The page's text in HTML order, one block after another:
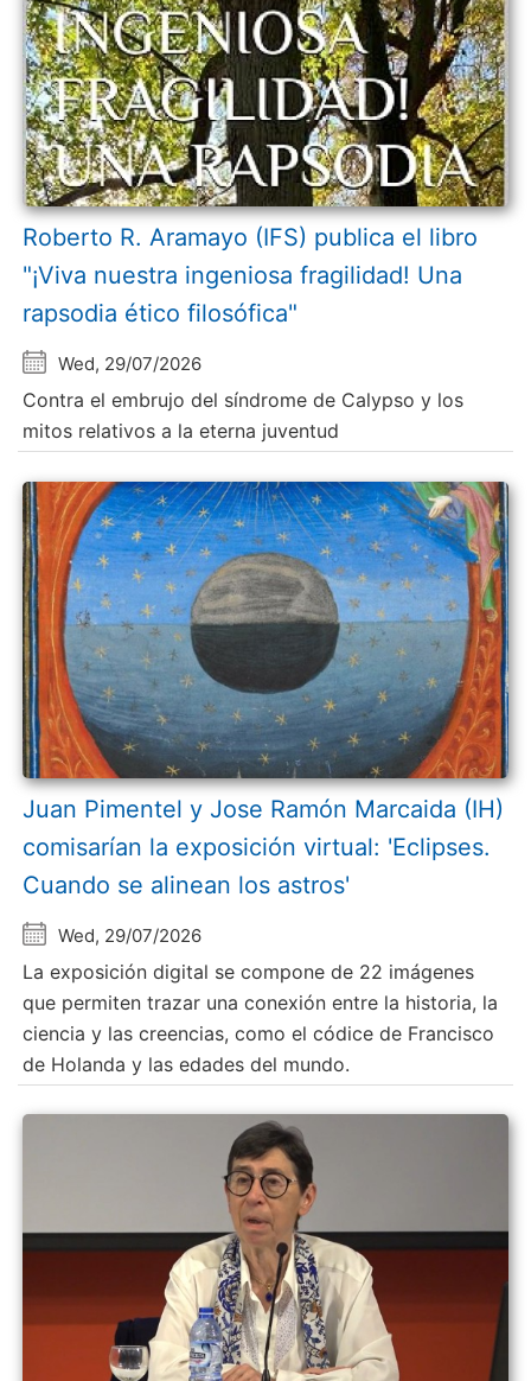
Roberto R. Aramayo (IFS) publica el libro
"¡Viva nuestra ingeniosa fragilidad! Una
rapsodia ético filosófica"
Wed, 29/07/2026
Contra el embrujo del síndrome de Calypso y los
mitos relativos a la eterna juventud
Juan Pimentel y Jose Ramón Marcaida (IH)
comisarían la exposición virtual: 'Eclipses.
Cuando se alinean los astros'
Wed, 29/07/2026
La exposición digital se compone de 22 imágenes
que permiten trazar una conexión entre la historia, la
ciencia y las creencias, como el códice de Francisco
de Holanda y las edades del mundo.